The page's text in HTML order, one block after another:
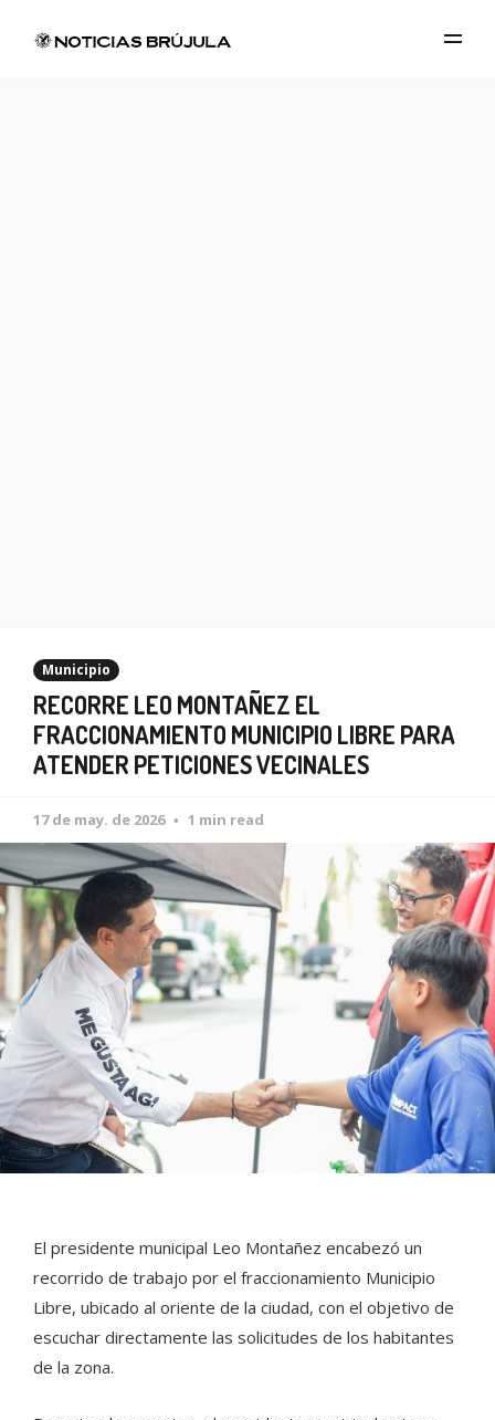
Municipio
RECORRE LEO MONTAÑEZ EL
FRACCIONAMIENTO MUNICIPIO LIBRE PARA
ATENDER PETICIONES VECINALES
17 de may. de 2026 1 min read
El presidente municipal Leo Montañez encabezó un
recorrido de trabajo por el fraccionamiento Municipio
Libre, ubicado al oriente de la ciudad, con el objetivo de
escuchar directamente las solicitudes de los habitantes
de la zona.